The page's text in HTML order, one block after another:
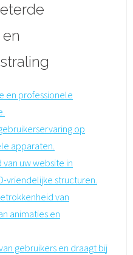
en professionele
op
apparaten.
uw website in
vriendelijke structuren.
van
animaties en
gebruikers en draagt bij